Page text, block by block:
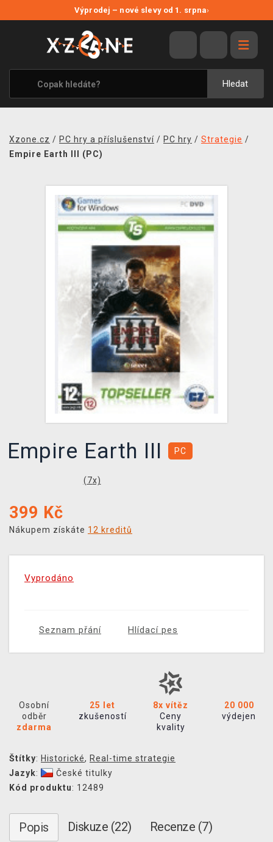
Výprodej – nové slevy od 1. srpna›
Hledat
VÝPRODEJ
VIDEOHRY
XZONE ORIGINALS
TÉMATIKY
MERCHANDISE
KONTAKT
TCG & BOARDGAME HUB
VÝKUP HER (BAZAR)
Xzone.cz / PC hry a příslušenství / PC hry / Strategie /
Empire Earth III (PC)
Empire Earth III PC
(7x)
399 Kč
Nákupem získáte 12 kreditů
Vyprodáno
Seznam přání Hlídací pes
Osobní
odběr
zdarma
25 let
zkušeností
8x vítěz
Ceny
kvality
20 000
výdejen
Štítky: Historické, Real-time strategie
Jazyk:
České titulky
Kód produktu: 12489
Popis Diskuze (22) Recenze (7)